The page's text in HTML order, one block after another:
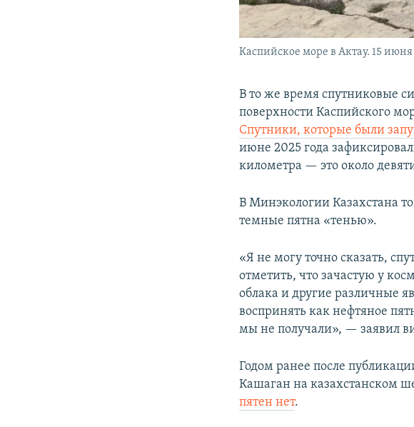
Каспийское море в Актау. 15 июня
В то же время спутниковые
поверхности Каспийского
Спутники, которые были
июне 2025 года
километра — это около
В Минэкологии Казахстана
темные пятна «тенью».
«Я не могу точно сказать,
отметить, что зачастую у
облака и другие различные
воспринять как нефтяное
мы не получали», — заявил
Годом ранее после
Кашаган на казахстанском
пятен нет.